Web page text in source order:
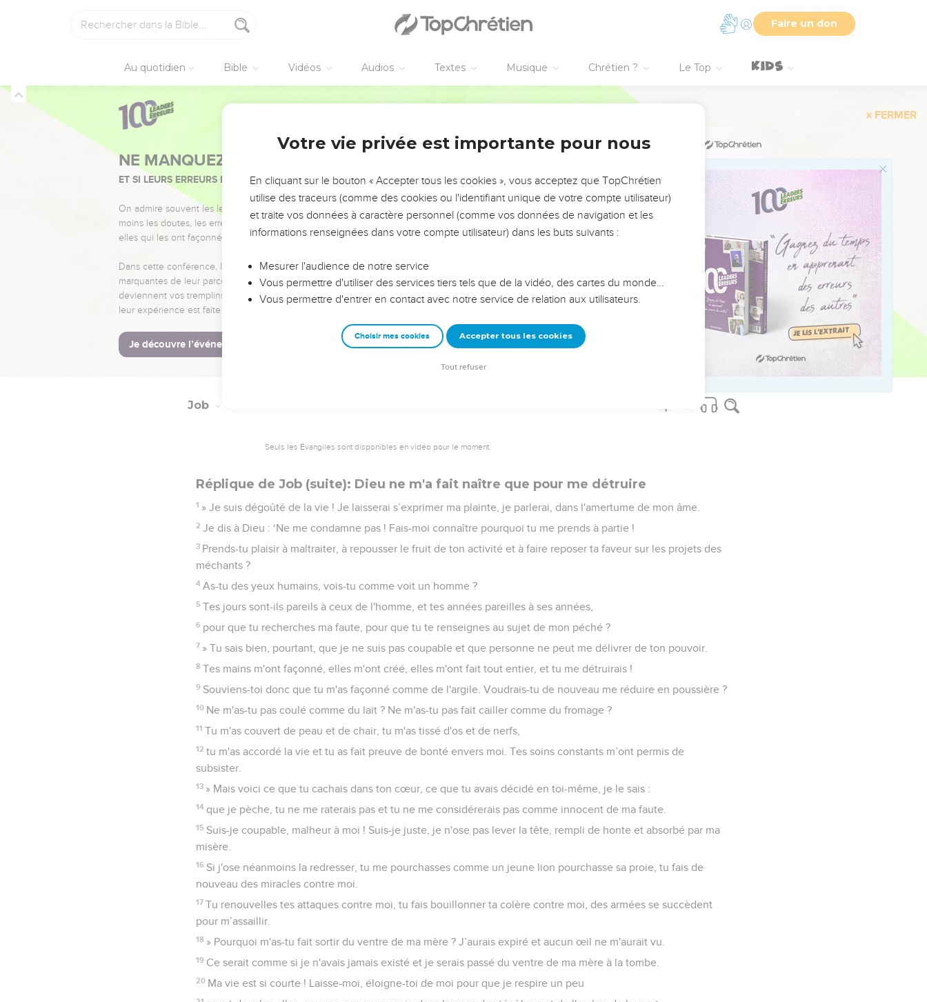
Faire un don
Au quotidien Bible Vidéos Audios Textes Musique Chrétien ? Le Top
FERMER
NE MANQUEZ PAS L’ÉVÉNEMENT DE L’ANNÉE !
ET SI LEURS ERREURS POUVAIENT VOUS ÉVITER LES VOTRES ?
On admire souvent les leaders pour leurs réussites, leur impact, leur foi ou leur vision. Mais on voit
moins les doutes, les erreurs et les saisons difficiles qu'ils ont traversés, alors même que ce sont
elles qui les ont façonnés.
Dans cette conférence, leaders, entrepreneurs, et responsables reviennent sur les erreurs
marquantes de leur parcours et les clés pour avancer avec plus de sagesse afin que leurs erreurs
deviennent vos tremplins. Que vous guidiez un ministère, une équipe, un groupe ou une famille,
leur expérience est faite pour vous.
Je découvre l’événement
Job
Seuls les Évangiles sont disponibles en vidéo pour le moment.
Réplique de Job (suite): Dieu ne m'a fait naître que pour me détruire
1 » Je suis dégoûté de la vie ! Je laisserai s’exprimer ma plainte, je parlerai, dans l'amertume de mon âme.
2 Je dis à Dieu : ‘Ne me condamne pas ! Fais-moi connaître pourquoi tu me prends à partie !
3 Prends-tu plaisir à maltraiter, à repousser le fruit de ton activité et à faire reposer ta faveur sur les projets des
méchants ?
4 As-tu des yeux humains, vois-tu comme voit un homme ?
5 Tes jours sont-ils pareils à ceux de l'homme, et tes années pareilles à ses années,
6 pour que tu recherches ma faute, pour que tu te renseignes au sujet de mon péché ?
7 » Tu sais bien, pourtant, que je ne suis pas coupable et que personne ne peut me délivrer de ton pouvoir.
8 Tes mains m'ont façonné, elles m'ont créé, elles m'ont fait tout entier, et tu me détruirais !
9 Souviens-toi donc que tu m'as façonné comme de l'argile. Voudrais-tu de nouveau me réduire en poussière ?
10 Ne m'as-tu pas coulé comme du lait ? Ne m'as-tu pas fait cailler comme du fromage ?
11 Tu m'as couvert de peau et de chair, tu m'as tissé d'os et de nerfs,
12 tu m'as accordé la vie et tu as fait preuve de bonté envers moi. Tes soins constants m’ont permis de
subsister.
13 » Mais voici ce que tu cachais dans ton cœur, ce que tu avais décidé en toi-même, je le sais :
14 que je pèche, tu ne me raterais pas et tu ne me considérerais pas comme innocent de ma faute.
15 Suis-je coupable, malheur à moi ! Suis-je juste, je n'ose pas lever la tête, rempli de honte et absorbé par ma
misère.
16 Si j'ose néanmoins la redresser, tu me pourchasses comme un jeune lion pourchasse sa proie, tu fais de
nouveau des miracles contre moi.
17 Tu renouvelles tes attaques contre moi, tu fais bouillonner ta colère contre moi, des armées se succèdent
pour m’assaillir.
18 » Pourquoi m'as-tu fait sortir du ventre de ma mère ? J’aurais expiré et aucun œil ne m'aurait vu.
19 Ce serait comme si je n'avais jamais existé et je serais passé du ventre de ma mère à la tombe.
20 Ma vie est si courte ! Laisse-moi, éloigne-toi de moi pour que je respire un peu
Votre vie privée est importante pour nous
En cliquant sur le bouton « Accepter tous les cookies », vous acceptez que TopChrétien
utilise des traceurs (comme des cookies ou l'identifiant unique de votre compte utilisateur)
et traite vos données à caractère personnel (comme vos données de navigation et les
informations renseignées dans votre compte utilisateur) dans les buts suivants :
Mesurer l'audience de notre service
Vous permettre d'utiliser des services tiers tels que de la vidéo, des cartes du monde…
Vous permettre d'entrer en contact avec notre service de relation aux utilisateurs.
Choisir mes cookies Accepter tous les cookies
Tout refuser